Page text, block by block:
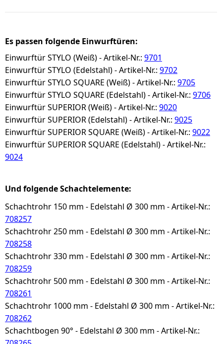
Es passen folgende Einwurftüren:
Einwurftür STYLO (Weiß) - Artikel-Nr.: 9701
Einwurftür STYLO (Edelstahl) - Artikel-Nr.: 9702
Einwurftür STYLO SQUARE (Weiß) - Artikel-Nr.: 9705
Einwurftür STYLO SQUARE (Edelstahl) - Artikel-Nr.: 9706
Einwurftür SUPERIOR (Weiß) - Artikel-Nr.: 9020
Einwurftür SUPERIOR (Edelstahl) - Artikel-Nr.: 9025
Einwurftür SUPERIOR SQUARE (Weiß) - Artikel-Nr.: 9022
Einwurftür SUPERIOR SQUARE (Edelstahl) - Artikel-Nr.:
9024
Und folgende Schachtelemente:
Schachtrohr 150 mm - Edelstahl Ø 300 mm - Artikel-Nr.:
708257
Schachtrohr 250 mm - Edelstahl Ø 300 mm - Artikel-Nr.:
708258
Schachtrohr 330 mm - Edelstahl Ø 300 mm - Artikel-Nr.:
708259
Schachtrohr 500 mm - Edelstahl Ø 300 mm - Artikel-Nr.:
708261
Schachtrohr 1000 mm - Edelstahl Ø 300 mm - Artikel-Nr.:
708262
Schachtbogen 90° - Edelstahl Ø 300 mm - Artikel-Nr.: